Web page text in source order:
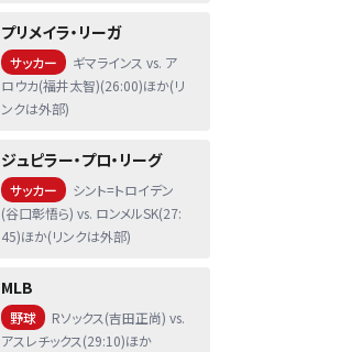
プリメイラ・リーガ
サッカー
ギマラインス vs. ア
ロウカ(福井太智)(26:00)ほか(リ
ンクは外部)
ジュピラー・プロ・リーグ
サッカー
シント=トロイデン
(谷口彰悟ら) vs. ロンメルSK(27:
45)ほか(リンクは外部)
MLB
野球
Rソックス(吉田正尚) vs.
アスレチックス(29:10)ほか